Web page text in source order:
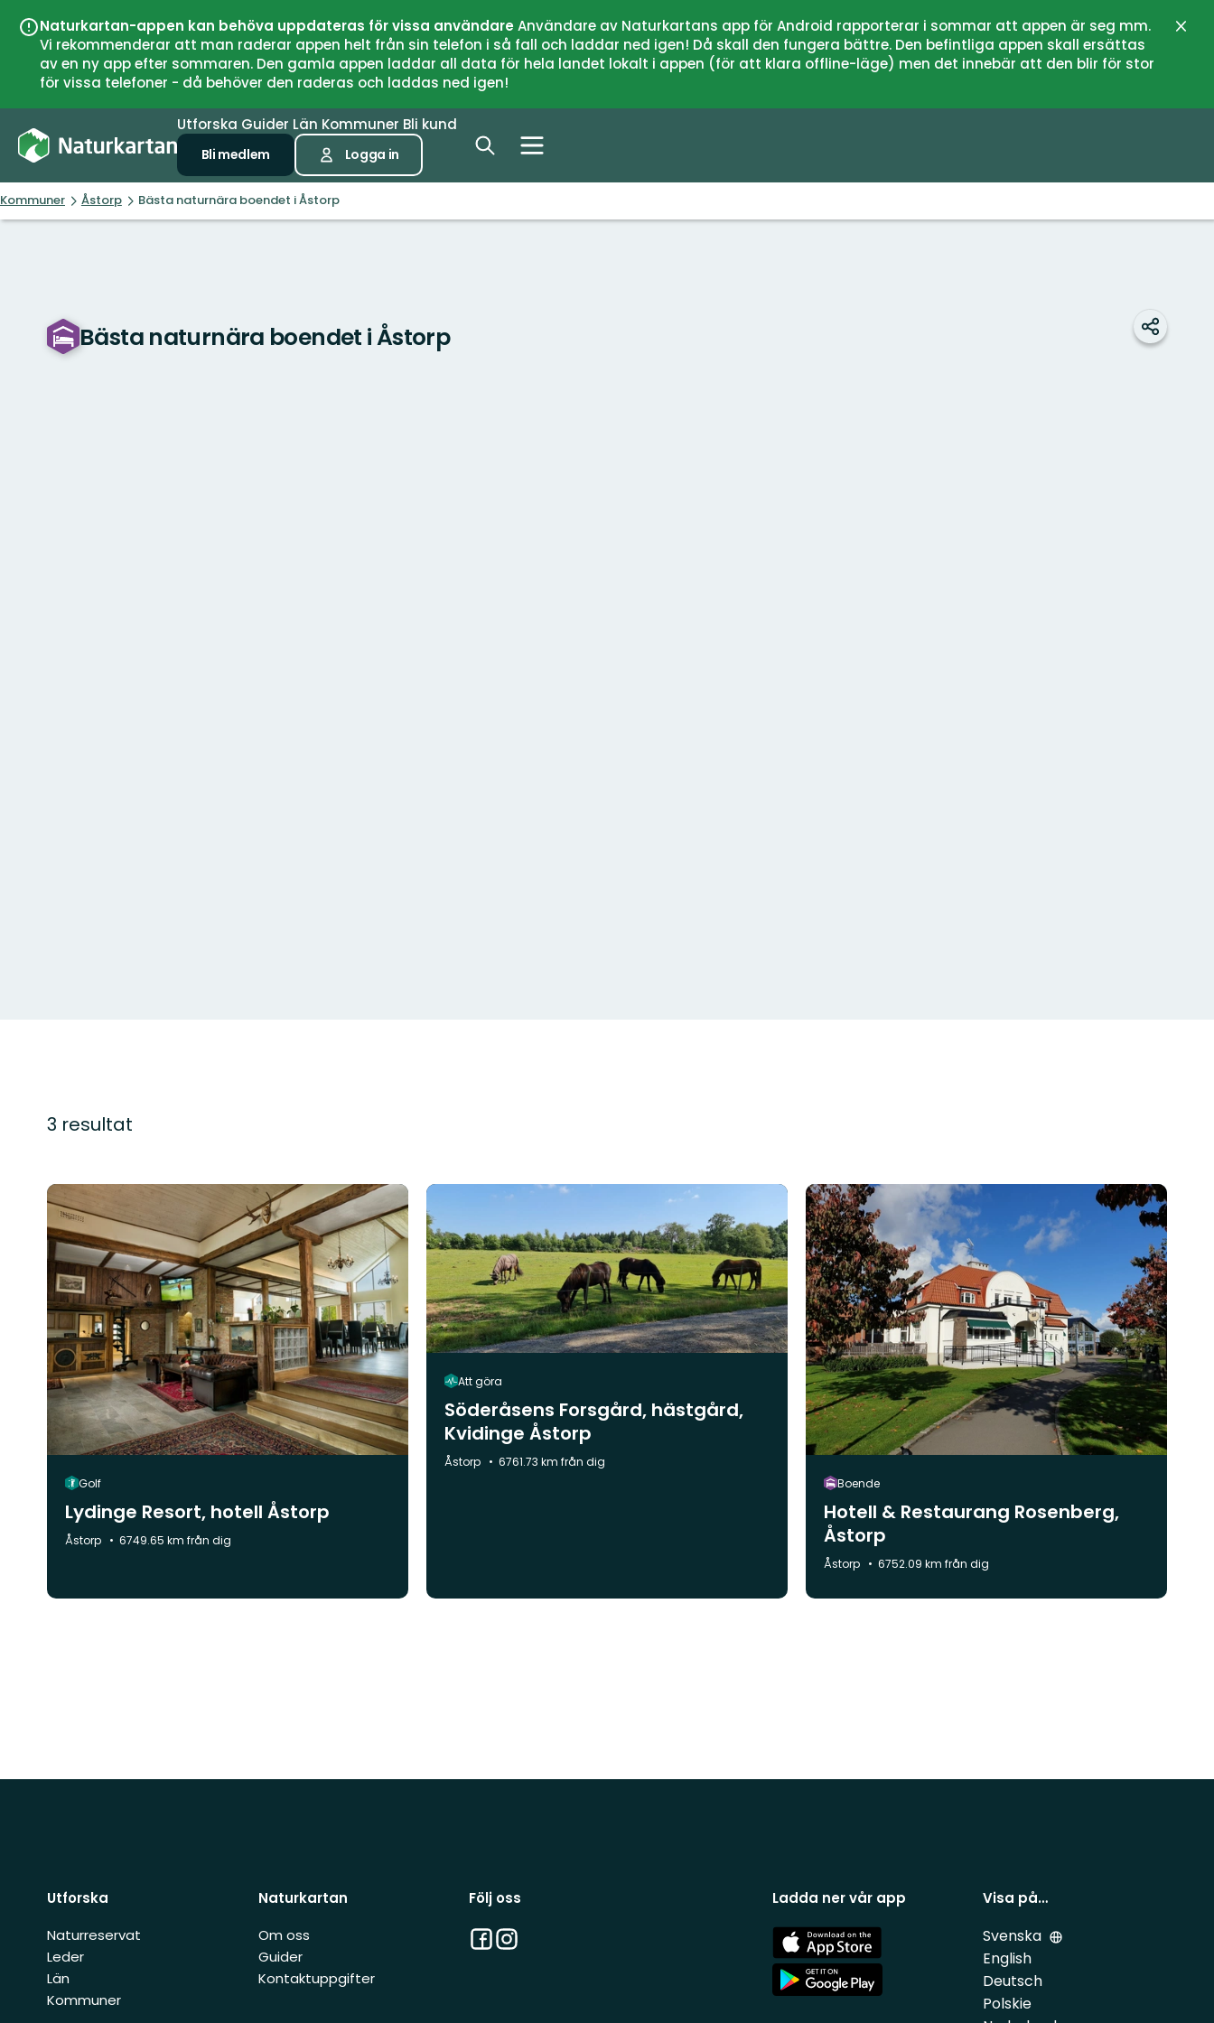
Naturkartan-appen kan behöva uppdateras för vissa användareAnvändare av Naturkartans app för Android rapporterar i sommar att appen är seg mm.
Vi rekommenderar att man raderar appen helt från sin telefon i så fall och laddar ned igen! Då skall den fungera bättre. Den befintliga appen skall ersättas
av en ny app efter sommaren. Den gamla appen laddar all data för hela landet lokalt i appen (för att klara offline-läge) men det innebär att den blir för stor
för vissa telefoner - då behöver den raderas och laddas ned igen!
Utforska Guider Län Kommuner Bli kund
Bli medlem Logga in
Kommuner Åstorp Bästa naturnära boendet i Åstorp
Bästa naturnära boendet i Åstorp Dela
3 resultat
Golf
Lydinge Resort, hotell Åstorp
Kommun:
Åstorp 6749.65 km från dig
Att göra
Söderåsens Forsgård, hästgård,
Kvidinge Åstorp
Kommun:
Åstorp
6761.73 km från dig
Boende
Hotell & Restaurang Rosenberg,
Åstorp
Kommun:
Åstorp 6752.09 km från dig
Utforska
Naturreservat
Leder
Län
Kommuner
Naturkartan
Om oss
Guider
Kontaktuppgifter
Följ oss
Facebook
Instagram
Ladda ner vår app
App
Store
App
Store
Visa på…
Svenska
English
Deutsch
Polskie